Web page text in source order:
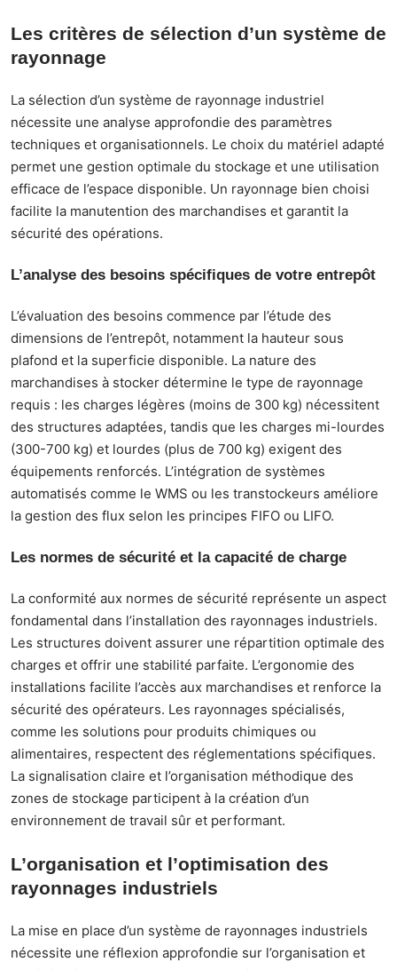
Les critères de sélection d’un système de
rayonnage
La sélection d’un système de rayonnage industriel
nécessite une analyse approfondie des paramètres
techniques et organisationnels. Le choix du matériel adapté
permet une gestion optimale du stockage et une utilisation
efficace de l’espace disponible. Un rayonnage bien choisi
facilite la manutention des marchandises et garantit la
sécurité des opérations.
L’analyse des besoins spécifiques de votre entrepôt
L’évaluation des besoins commence par l’étude des
dimensions de l’entrepôt, notamment la hauteur sous
plafond et la superficie disponible. La nature des
marchandises à stocker détermine le type de rayonnage
requis : les charges légères (moins de 300 kg) nécessitent
des structures adaptées, tandis que les charges mi-lourdes
(300-700 kg) et lourdes (plus de 700 kg) exigent des
équipements renforcés. L’intégration de systèmes
automatisés comme le WMS ou les transtockeurs améliore
la gestion des flux selon les principes FIFO ou LIFO.
Les normes de sécurité et la capacité de charge
La conformité aux normes de sécurité représente un aspect
fondamental dans l’installation des rayonnages industriels.
Les structures doivent assurer une répartition optimale des
charges et offrir une stabilité parfaite. L’ergonomie des
installations facilite l’accès aux marchandises et renforce la
sécurité des opérateurs. Les rayonnages spécialisés,
comme les solutions pour produits chimiques ou
alimentaires, respectent des réglementations spécifiques.
La signalisation claire et l’organisation méthodique des
zones de stockage participent à la création d’un
environnement de travail sûr et performant.
L’organisation et l’optimisation des
rayonnages industriels
La mise en place d’un système de rayonnages industriels
nécessite une réflexion approfondie sur l’organisation et